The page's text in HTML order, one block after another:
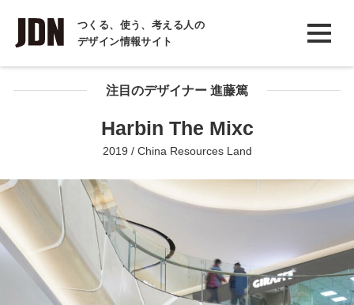
つくる、使う、考える人の
デザイン情報サイト
INTERVIEW
インタビュー
REPORT
COLUMN
注目のデザイナー 進藤篤
Harbin The Mixc
2019 / China Resources Land